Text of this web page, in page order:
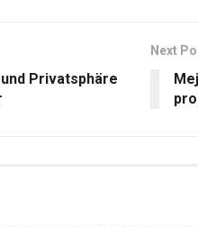
Privatsphäre
Next